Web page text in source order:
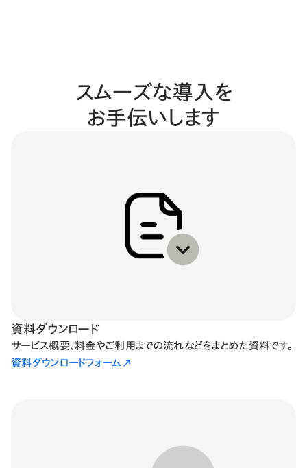
スムーズな導入を
お手伝いします
資料ダウンロード
サービス概要、料金やご利用までの流れなどをまとめた資料です。
資料ダウンロードフォーム